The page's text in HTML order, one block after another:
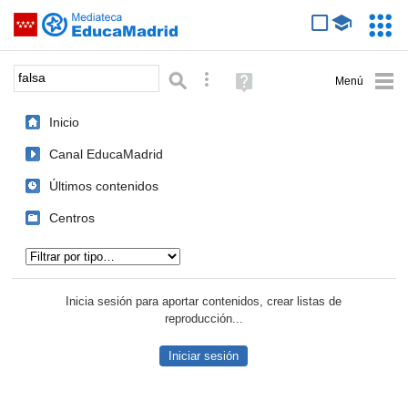
Saltar navegación
Palabra o frase: Búsqueda avanzada
Ayuda
(en
Inicio
Canal EducaMadrid
Últimos contenidos
Centros
Inicia sesión para aportar contenidos, crear listas de
reproducción...
Iniciar sesión